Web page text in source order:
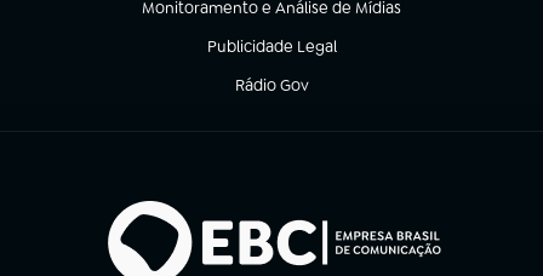
Monitoramento e Análise de Mídias
(abre em nova aba)
Publicidade Legal
(abre em nova aba)
Rádio Gov
(abre em nova aba)